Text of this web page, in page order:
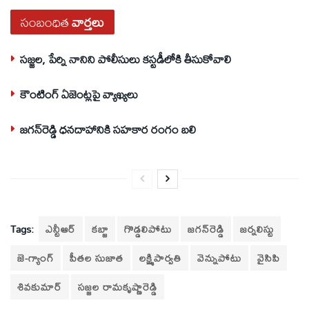
సంబంధితవార్తలు
సజ్జల, పేర్ని నానిని పోలీసులు కస్టడీలోకి తీసుకోవాలి
కౌంటింగ్‌ ఏజెంట్లపై వ్యాఖ్యలు
జగన్‌రెడ్డి ధనదాహానికి సహకార రంగం బలి
Tags: ఎన్టీఆర్ కబ్జా గొడ్డలిపోటు జగన్‌రెడ్డి
జర్నలిస్టు
జె-గ్యాంగ్‌
పీతల సుజాత లక్ష్మిపార్వతి వెన్నుపోటు
వైసిపి
శివకుమార్‌
సజ్జల రామకృష్ణారెడ్డి